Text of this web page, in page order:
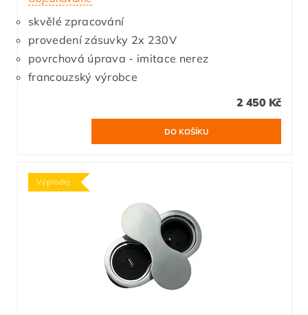
skvělé zpracování
provedení zásuvky 2x 230V
povrchová úprava - imitace nerez
francouzský výrobce
2 450 Kč
Výprodej